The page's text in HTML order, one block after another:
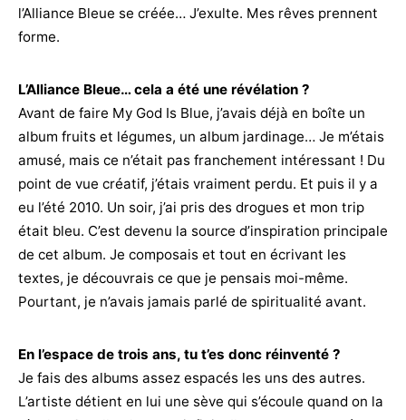
l’Alliance Bleue se créée… J’exulte. Mes rêves prennent
forme.
L’Alliance Bleue… cela a été une révélation ?
Avant de faire My God Is Blue, j’avais déjà en boîte un
album fruits et légumes, un album jardinage… Je m’étais
amusé, mais ce n’était pas franchement intéressant ! Du
point de vue créatif, j’étais vraiment perdu. Et puis il y a
eu l’été 2010. Un soir, j’ai pris des drogues et mon trip
était bleu. C’est devenu la source d’inspiration principale
de cet album. Je composais et tout en écrivant les
textes, je découvrais ce que je pensais moi-même.
Pourtant, je n’avais jamais parlé de spiritualité avant.
En l’espace de trois ans, tu t’es donc réinventé ?
Je fais des albums assez espacés les uns des autres.
L’artiste détient en lui une sève qui s’écoule quand on la